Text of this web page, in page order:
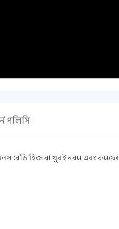
পলিসি
রেডি হিজাব। খুবই নরম এবং